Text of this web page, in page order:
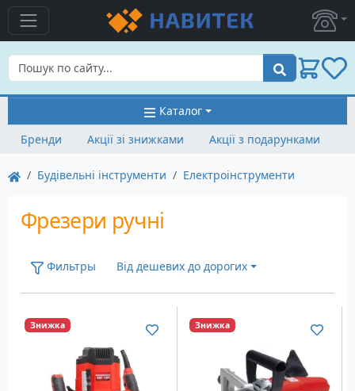
Пошук
Каталог
Бренди
Акції зі знижками Акції з подарунками
Будівельні інструменти Електроінструменти
Фрезери ручні
Фильтры Від дешевих до дорогих
Знижка Знижка